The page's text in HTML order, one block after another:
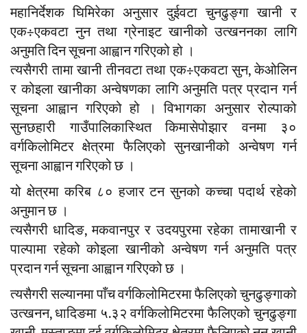
महानिर्देशक घिमिरेका अनुसार दुईवटा चुनढुङ्गा खानी र
एक÷एकवटा नुन तथा ग्रेनाइट खानीको उत्खननका लागि
अनुमति दिन सूचना आह्वान गरिएको हो ।
त्यसैगरी तामा खानी तीनवटा तथा एक÷एकवटा सुन, केओलिन
र कोइला खानीका अन्वेषणका लागि अनुमति पत्र प्रदान गर्न
सूचना आह्वान गरिएको हो । विभागका अनुसार रोल्पाको
सुनछहारी गाउँपालिकास्थित किमासेपोझार वनमा ३०
वर्गकिलोमिटर क्षेत्रमा फैलिएको सुनखानीको अन्वेषण गर्न
सूचना आह्वान गरिएको छ ।
यो क्षेत्रमा करिब ८० हजार टन सुनको कच्चा पदार्थ रहेको
अनुमान छ ।
त्यसैगरी धादिङ, मकवानपुर र उदयपुरमा रहेका तामाखानी र
पाल्पामा रहेको कोइला खानीको अन्वेषण गर्न अनुमति पत्र
प्रदान गर्न सूचना आह्वान गरिएको छ ।
त्यसैगरी सल्यानमा पाँच वर्गकिलोमिटरमा फैलिएको चुनढुङ्गाको
उत्खनन, धादिङमा ५.३२ वर्गकिलोमिटरमा फैलिएको चुनढुङ्गा